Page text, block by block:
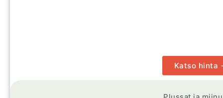
Katso hinta